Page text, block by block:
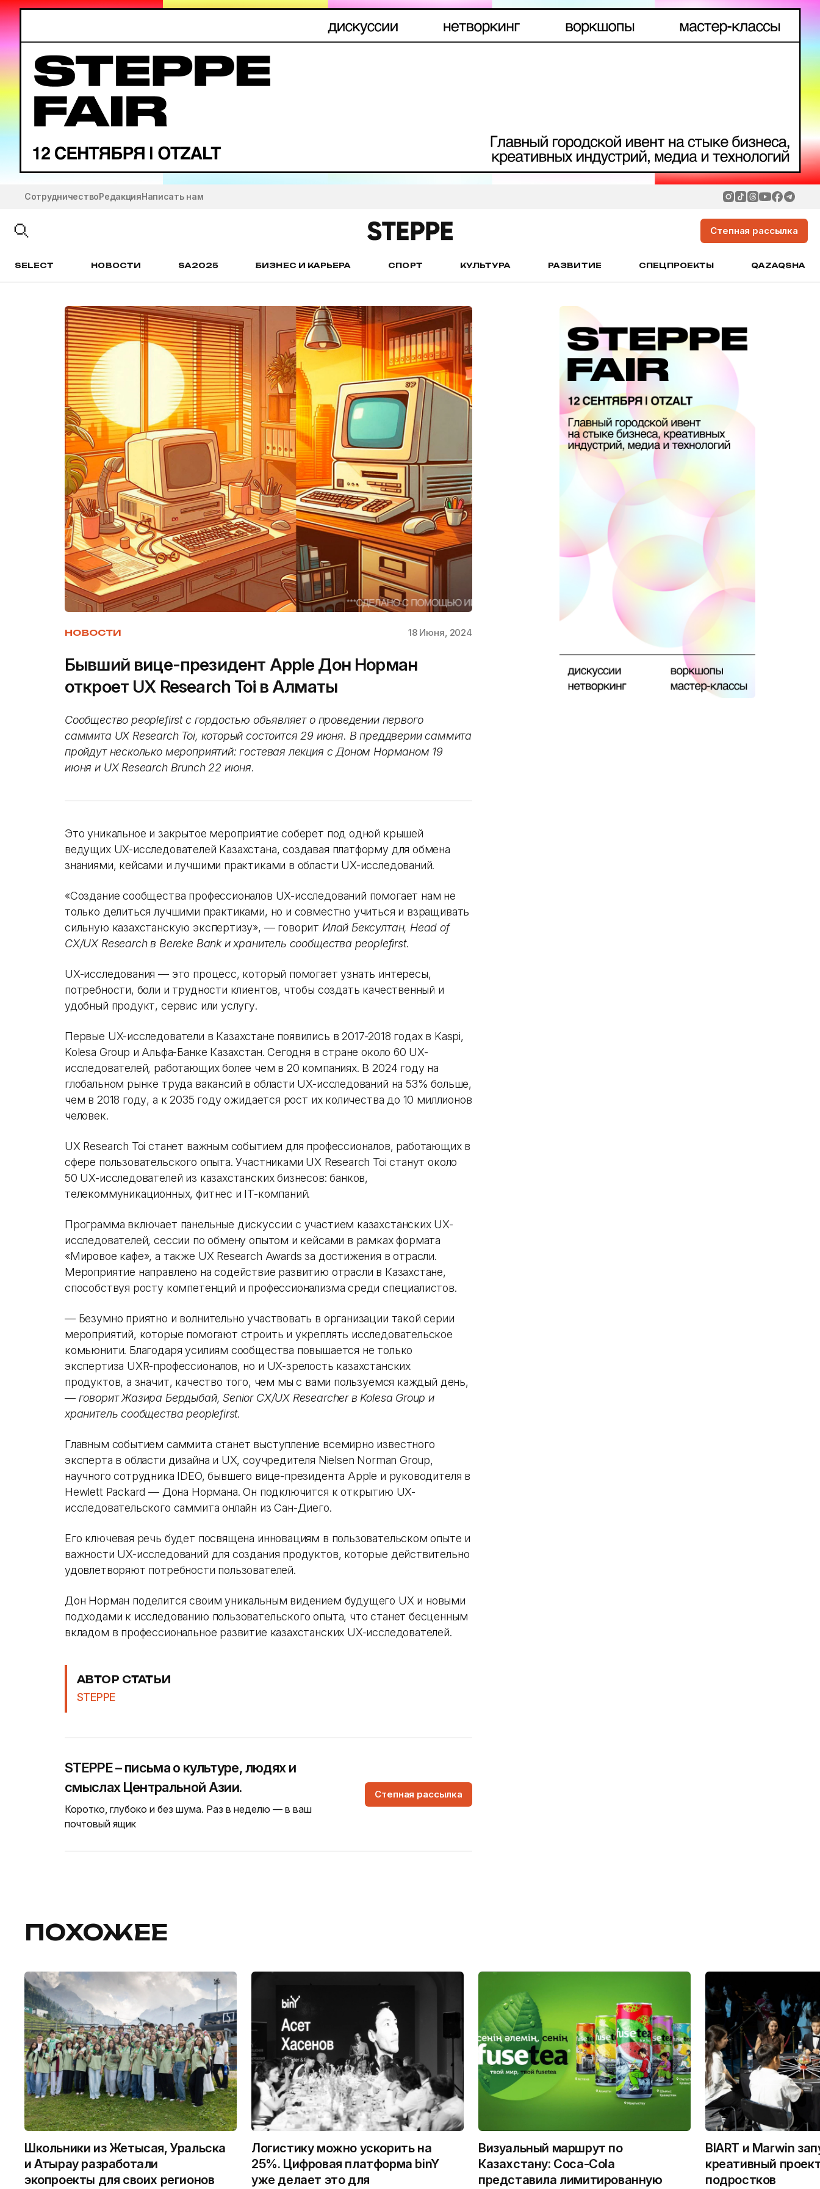
СотрудничествоРедакцияНаписать нам
Степная рассылка
SELECT НОВОСТИ SA2025 БИЗНЕС И КАРЬЕРА СПОРТ КУЛЬТУРА РАЗВИТИЕ СПЕЦПРОЕКТЫ QAZAQSHA
НОВОСТИ 18 Июня, 2024
Бывший вице-президент Apple Дон Норман
откроет UX Research Toi в Алматы
Сообщество peoplefirst с гордостью объявляет о проведении первого
саммита UX Research Toi, который состоится 29 июня. В преддверии саммита
пройдут несколько мероприятий: гостевая лекция с Доном Норманом 19
июня и UX Research Brunch 22 июня.
Это уникальное и закрытое мероприятие соберет под одной крышей
ведущих UX-исследователей Казахстана, создавая платформу для обмена
знаниями, кейсами и лучшими практиками в области UX-исследований.
«‎Создание сообщества профессионалов UX-исследований помогает нам не
только делиться лучшими практиками, но и совместно учиться и взращивать
сильную казахстанскую экспертизу», — говорит Илай Бексултан, Head of
CX/UX Research в Bereke Bank и хранитель сообщества peoplefirst.
UX-исследования — это процесс, который помогает узнать интересы,
потребности, боли и трудности клиентов, чтобы создать качественный и
удобный продукт, сервис или услугу.
Первые UX-исследователи в Казахстане появились в 2017-2018 годах в Kaspi,
Kolesa Group и Альфа-Банке Казахстан. Сегодня в стране около 60 UX-
исследователей, работающих более чем в 20 компаниях. В 2024 году на
глобальном рынке труда вакансий в области UX-исследований на 53% больше,
чем в 2018 году, а к 2035 году ожидается рост их количества до 10 миллионов
человек.
UX Research Toi станет важным событием для профессионалов, работающих в
сфере пользовательского опыта. Участниками UX Research Toi станут около
50 UX-исследователей из казахстанских бизнесов: банков,
телекоммуникационных, фитнес и IT-компаний.
Программа включает панельные дискуссии с участием казахстанских UX-
исследователей, сессии по обмену опытом и кейсами в рамках формата
«Мировое кафе», а также UX Research Awards за достижения в отрасли.
Мероприятие направлено на содействие развитию отрасли в Казахстане,
способствуя росту компетенций и профессионализма среди специалистов.
— Безумно приятно и волнительно участвовать в организации такой серии
мероприятий, которые помогают строить и укреплять исследовательское
комьюнити. Благодаря усилиям сообщества повышается не только
экспертиза UXR-профессионалов, но и UX-зрелость казахстанских
продуктов, а значит, качество того, чем мы с вами пользуемся каждый день,
— говорит Жазира Бердыбай, Senior CX/UX Researcher в Kolesa Group и
хранитель сообщества peoplefirst.
Главным событием саммита станет выступление всемирно известного
эксперта в области дизайна и UX, соучредителя Nielsen Norman Group,
научного сотрудника IDEO, бывшего вице-президента Apple и руководителя в
Hewlett Packard — Дона Нормана. Он подключится к открытию UX-
исследовательского саммита онлайн из Сан-Диего.
Его ключевая речь будет посвящена инновациям в пользовательском опыте и
важности UX-исследований для создания продуктов, которые действительно
удовлетворяют потребности пользователей.
Дон Норман поделится своим уникальным видением будущего UX и новыми
подходами к исследованию пользовательского опыта, что станет бесценным
вкладом в профессиональное развитие казахстанских UX-исследователей.
АВТОР СТАТЬИ
STEPPE
STEPPE – письма о культуре, людях и
смыслах Центральной Азии.
Коротко, глубоко и без шума. Раз в неделю — в ваш
почтовый ящик
Степная рассылка
ПОХОЖЕЕ
Школьники из Жетысая, Уральска
и Атырау разработали
экопроекты для своих регионов
Логистику можно ускорить на
25%. Цифровая платформа binY
уже делает это для
Визуальный маршрут по
Казахстану: Coca-Cola
представила лимитированную
BIART и Marwin
креативный
подростков